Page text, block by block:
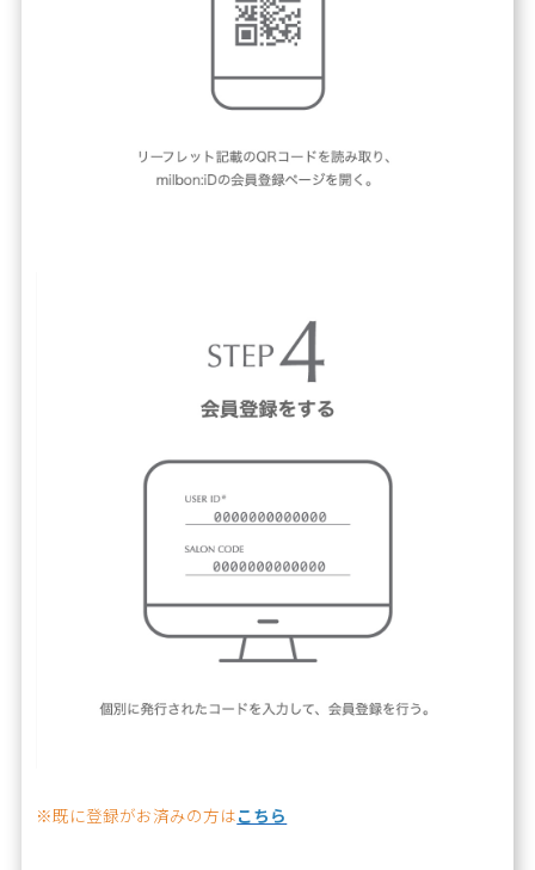
※既に登録がお済みの方はこちら